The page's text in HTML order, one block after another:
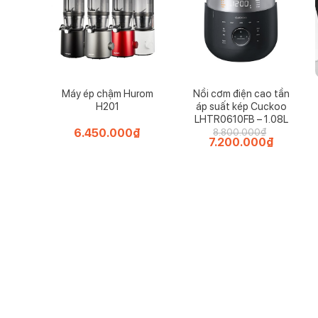
Máy ép chậm Hurom
H201
6.450.000₫
Nồi cơm điện cao tần
áp suất kép Cuckoo
LHTR0610FB – 1.08L
8.800.000₫
Giá
7.200.000₫Giá